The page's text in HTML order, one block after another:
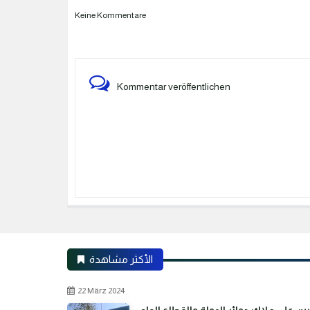
Keine Kommentare
Kommentar veröffentlichen
الأكثر مشاهدة
22 März 2024